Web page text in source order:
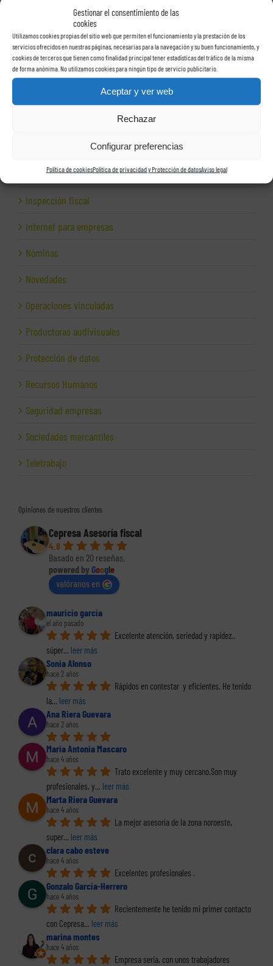
Gestionar el consentimiento de las
cookies
Utilizamos cookies propias del sitio web que permiten el funcionamiento y la prestación de los
servicios ofrecidos en nuestras páginas, necesarias para la navegación y su buen funcionamiento, y
cookies de terceros que tienen como finalidad principal tener estadísticas del tráfico de la misma
de forma anónima. No utilizamos cookies para ningún tipo de servicio publicitario.
Aceptar y ver web
Rechazar
Configurar preferencias
Política de cookiesPolítica de privacidad y Protección de datosAviso legal
Grupos de sociedades
Hacienda
Herramientas para empresas
Inspección de Hacienda
Inspección fiscal
Internet para empresas
Nóminas
Novedades
Operaciones vinculadas
Productoras audivisuales
Protección de datos
Recursos Humanos
Seguridad empresas
Sociedades mercantiles
Teletrabajo
Opiniones de nuestros clientes
Cepresa Asesoría fiscal
4.8
Basado en 20 reseñas.
powered by Google
valóranos en
mauricio garcia
el año pasado
Excelente atención, seriedad y rapidez..
súper... leer más
Sonia Alonso
hace 2 años
Rápidos en contestar  y eficientes. He tenido
la... leer más
Ana Riera Guevara
hace 2 años
Maria Antonia Mascaro
hace 4 años
Trato excelente y muy cercano.Son muy
profesionales, y... leer más
Marta Riera Guevara
hace 4 años
La mejor asesoría de la zona noroeste,
super... leer más
clara cabo esteve
hace 4 años
Excelentes profesionales .
Gonzalo Garcia-Herrero
hace 4 años
Recientemente he tenido mi primer contacto
con Cepresa... leer más
marina montes
hace 4 años
Empresa seria, con unos trabajadores